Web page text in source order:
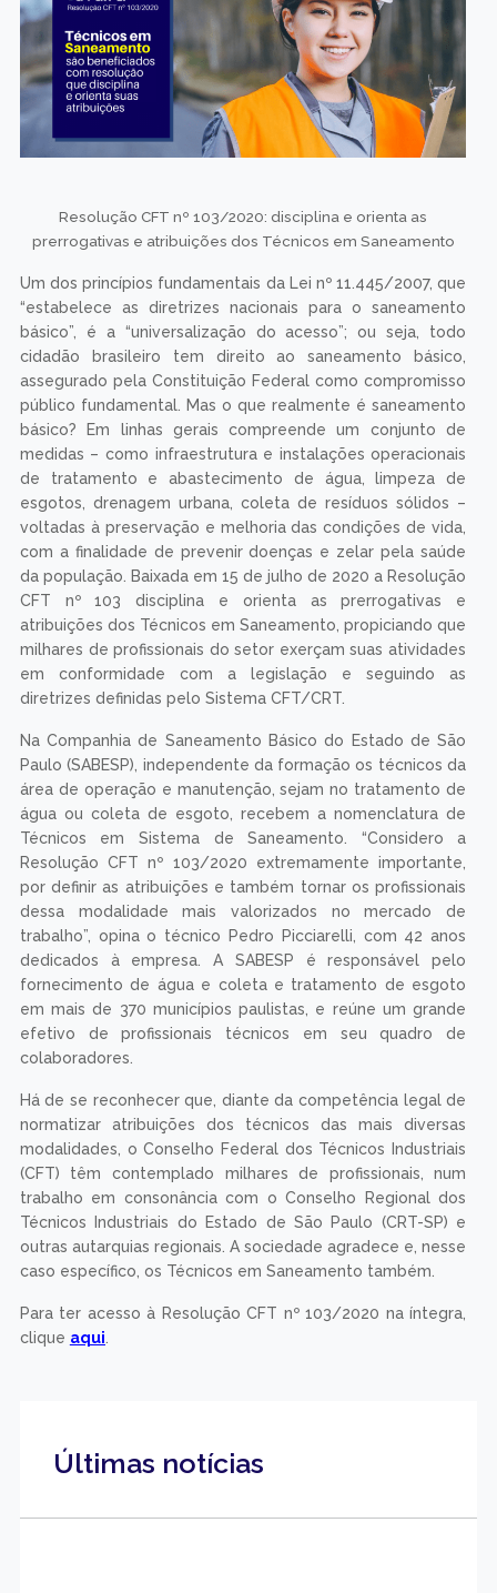
Resolução CFT nº 103/2020: disciplina e orienta as
prerrogativas e atribuições dos Técnicos em Saneamento
Um dos princípios fundamentais da Lei nº 11.445/2007, que
“estabelece as diretrizes nacionais para o saneamento
básico”, é a “universalização do acesso”; ou seja, todo
cidadão brasileiro tem direito ao saneamento básico,
assegurado pela Constituição Federal como compromisso
público fundamental. Mas o que realmente é saneamento
básico? Em linhas gerais compreende um conjunto de
medidas – como infraestrutura e instalações operacionais
de tratamento e abastecimento de água, limpeza de
esgotos, drenagem urbana, coleta de resíduos sólidos –
voltadas à preservação e melhoria das condições de vida,
com a finalidade de prevenir doenças e zelar pela saúde
da população. Baixada em 15 de julho de 2020 a Resolução
CFT nº 103 disciplina e orienta as prerrogativas e
atribuições dos Técnicos em Saneamento, propiciando que
milhares de profissionais do setor exerçam suas atividades
em conformidade com a legislação e seguindo as
diretrizes definidas pelo Sistema CFT/CRT.
Na Companhia de Saneamento Básico do Estado de São
Paulo (SABESP), independente da formação os técnicos da
área de operação e manutenção, sejam no tratamento de
água ou coleta de esgoto, recebem a nomenclatura de
Técnicos em Sistema de Saneamento. “Considero a
Resolução CFT nº 103/2020 extremamente importante,
por definir as atribuições e também tornar os profissionais
dessa modalidade mais valorizados no mercado de
trabalho”, opina o técnico Pedro Picciarelli, com 42 anos
dedicados à empresa. A SABESP é responsável pelo
fornecimento de água e coleta e tratamento de esgoto
em mais de 370 municípios paulistas, e reúne um grande
efetivo de profissionais técnicos em seu quadro de
colaboradores.
Há de se reconhecer que, diante da competência legal de
normatizar atribuições dos técnicos das mais diversas
modalidades, o Conselho Federal dos Técnicos Industriais
(CFT) têm contemplado milhares de profissionais, num
trabalho em consonância com o Conselho Regional dos
Técnicos Industriais do Estado de São Paulo (CRT-SP) e
outras autarquias regionais. A sociedade agradece e, nesse
caso específico, os Técnicos em Saneamento também.
Para ter acesso à Resolução CFT nº 103/2020 na íntegra,
clique aqui
Últimas notícias